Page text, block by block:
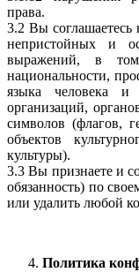
права.
3.2 Вы соглашаетесь
непристойных и
выражений, в
национальности,
языка человека
организаций,
символов (флагов,
объектов
культуры).
3.3 Вы признаете и
обязанность) по
или удалить любой
Политика